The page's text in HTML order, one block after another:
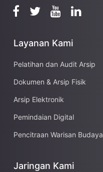
Layanan Kami
Pelatihan dan Audit Arsip
Dokumen & Arsip Fisik
Arsip Elektronik
Pemindaian Digital
Pencitraan Warisan Budaya
Jaringan Kami